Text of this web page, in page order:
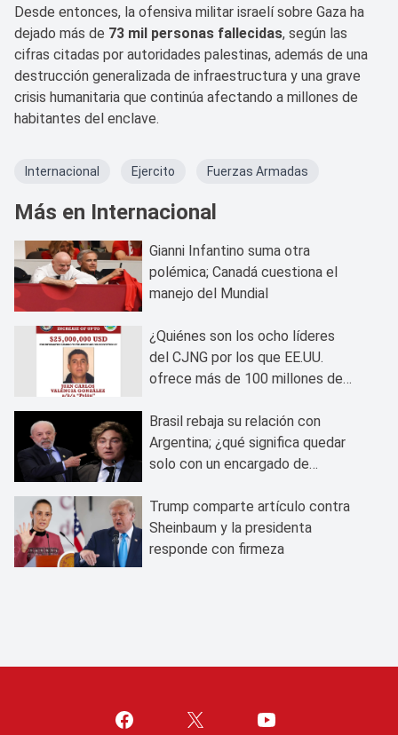
Desde entonces, la ofensiva militar israelí sobre Gaza ha
dejado más de 73 mil personas fallecidas, según las
cifras citadas por autoridades palestinas, además de una
destrucción generalizada de infraestructura y una grave
crisis humanitaria que continúa afectando a millones de
habitantes del enclave.
Internacional Ejercito Fuerzas Armadas
Más en Internacional
Gianni Infantino suma otra
polémica; Canadá cuestiona el
manejo del Mundial
¿Quiénes son los ocho líderes
del CJNG por los que EE.UU.
ofrece más de 100 millones de
Brasil rebaja su relación con
Argentina; ¿qué significa quedar
solo con un encargado de
Trump comparte artículo contra
Sheinbaum y la presidenta
responde con firmeza